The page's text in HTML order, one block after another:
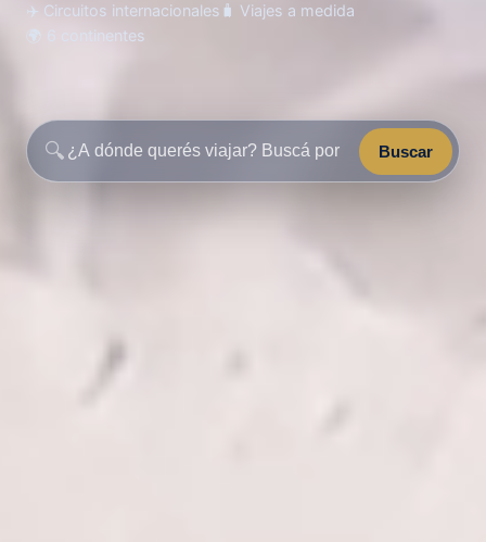
✈️ Circuitos internacionales 🧳 Viajes a medida
🌍 6 continentes
🔍 Buscar